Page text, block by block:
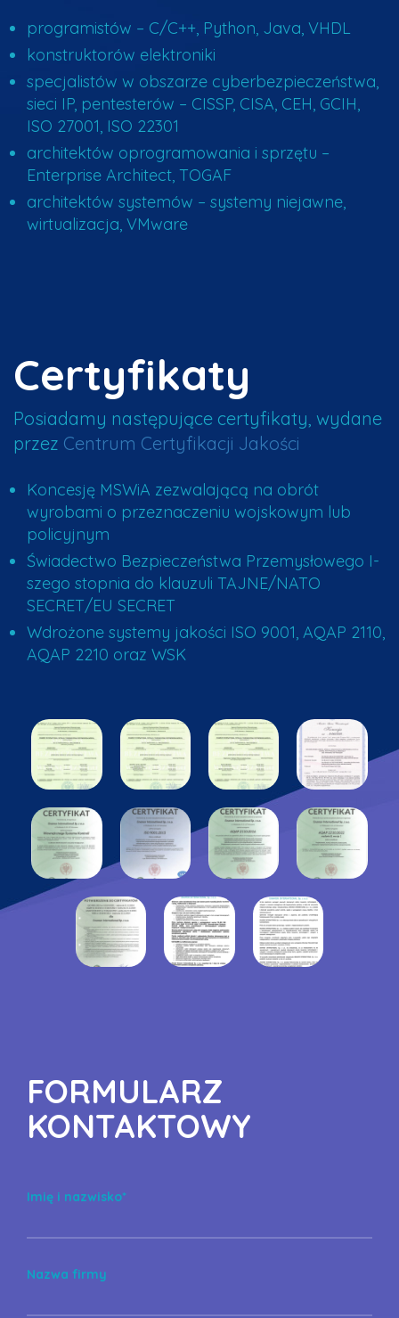
programistów – C/C++, Python, Java, VHDL
konstruktorów elektroniki
specjalistów w obszarze cyberbezpieczeństwa,
sieci IP, pentesterów – CISSP, CISA, CEH, GCIH,
ISO 27001, ISO 22301
architektów oprogramowania i sprzętu –
Enterprise Architect, TOGAF
architektów systemów – systemy niejawne,
wirtualizacja, VMware
Certyfikaty
Posiadamy następujące certyfikaty, wydane
przez Centrum Certyfikacji Jakości
Koncesję MSWiA zezwalającą na obrót
wyrobami o przeznaczeniu wojskowym lub
policyjnym
Świadectwo Bezpieczeństwa Przemysłowego I-
szego stopnia do klauzuli TAJNE/NATO
SECRET/EU SECRET
Wdrożone systemy jakości ISO 9001, AQAP 2110,
AQAP 2210 oraz WSK
FORMULARZ
KONTAKTOWY
Imię i nazwisko*
Nazwa firmy